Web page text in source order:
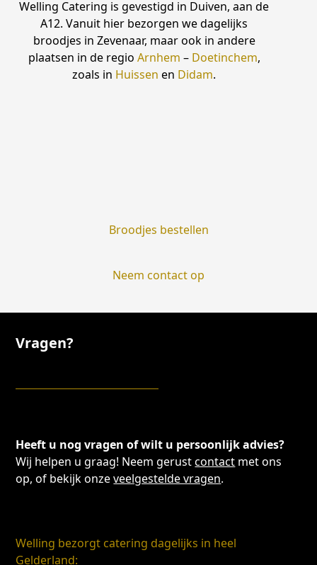
Welling Catering is gevestigd in Duiven, aan de
A12. Vanuit hier bezorgen we dagelijks
broodjes in Zevenaar, maar ook in andere
plaatsen in de regio Arnhem – Doetinchem,
zoals in Huissen en Didam.
Broodjes bestellen
Neem contact op
Vragen?
Heeft u nog vragen of wilt u persoonlijk advies?
Wij helpen u graag! Neem gerustcontact met ons
op, of bekijk onzeveelgestelde vragen.
Welling bezorgt catering dagelijks in heel
Gelderland: